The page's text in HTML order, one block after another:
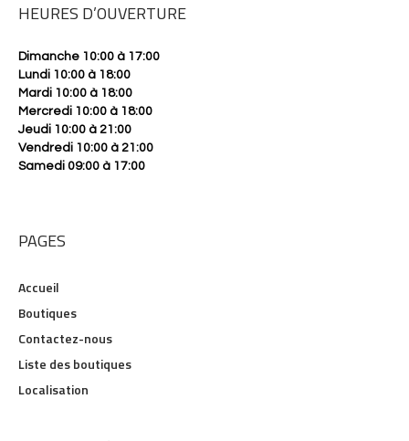
HEURES D’OUVERTURE
Dimanche 10:00 à 17:00
Lundi 10:00 à 18:00
Mardi 10:00 à 18:00
Mercredi 10:00 à 18:00
Jeudi 10:00 à 21:00
Vendredi 10:00 à 21:00
Samedi 09:00 à 17:00
PAGES
Accueil
Boutiques
Contactez-nous
Liste des boutiques
Localisation